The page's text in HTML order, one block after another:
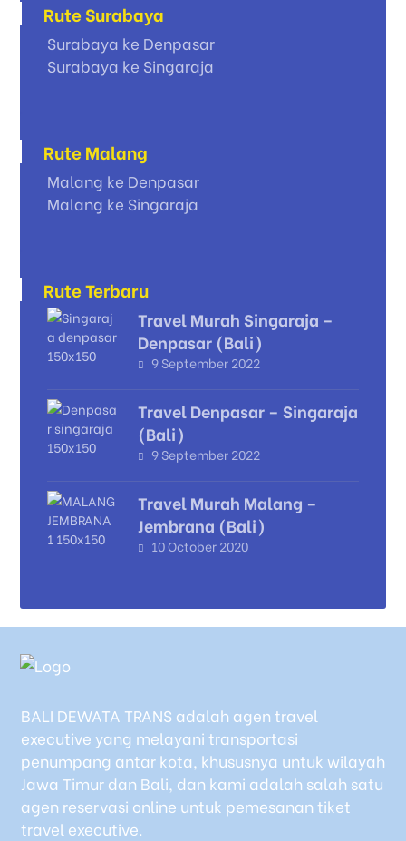
Rute Surabaya
Surabaya ke Denpasar
Surabaya ke Singaraja
Rute Malang
Malang ke Denpasar
Malang ke Singaraja
Rute Terbaru
Travel Murah Singaraja –
Denpasar (Bali)
9 September 2022
Travel Denpasar – Singaraja
(Bali)
9 September 2022
Travel Murah Malang –
Jembrana (Bali)
10 October 2020
BALI DEWATA TRANS adalah agen travel
executive yang melayani transportasi
penumpang antar kota, khususnya untuk wilayah
Jawa Timur dan Bali, dan kami adalah salah satu
agen reservasi online untuk pemesanan tiket
travel executive.